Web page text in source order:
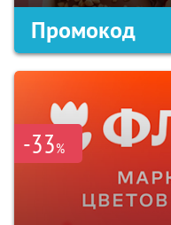
Промокод
-33%